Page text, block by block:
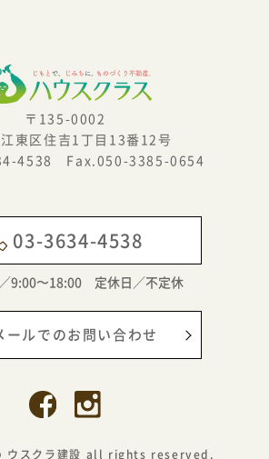
〒135-0002
東区住吉1丁目13番12号
4538 Fax.050-3385-0654
03-3634-4538
9:00〜18:00 定休日／不定休
ールでのお問い合わせ
スクラ建設 all rights reserved.